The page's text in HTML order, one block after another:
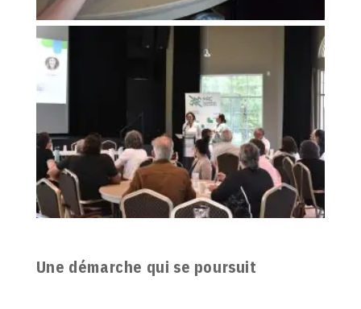
Une démarche qui se poursuit